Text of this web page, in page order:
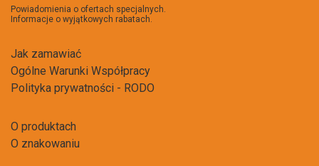
Powiadomienia o ofertach specjalnych.
Informacje o wyjątkowych rabatach.
Jak zamawiać
Ogólne Warunki Współpracy
Polityka prywatności - RODO
O produktach
O znakowaniu